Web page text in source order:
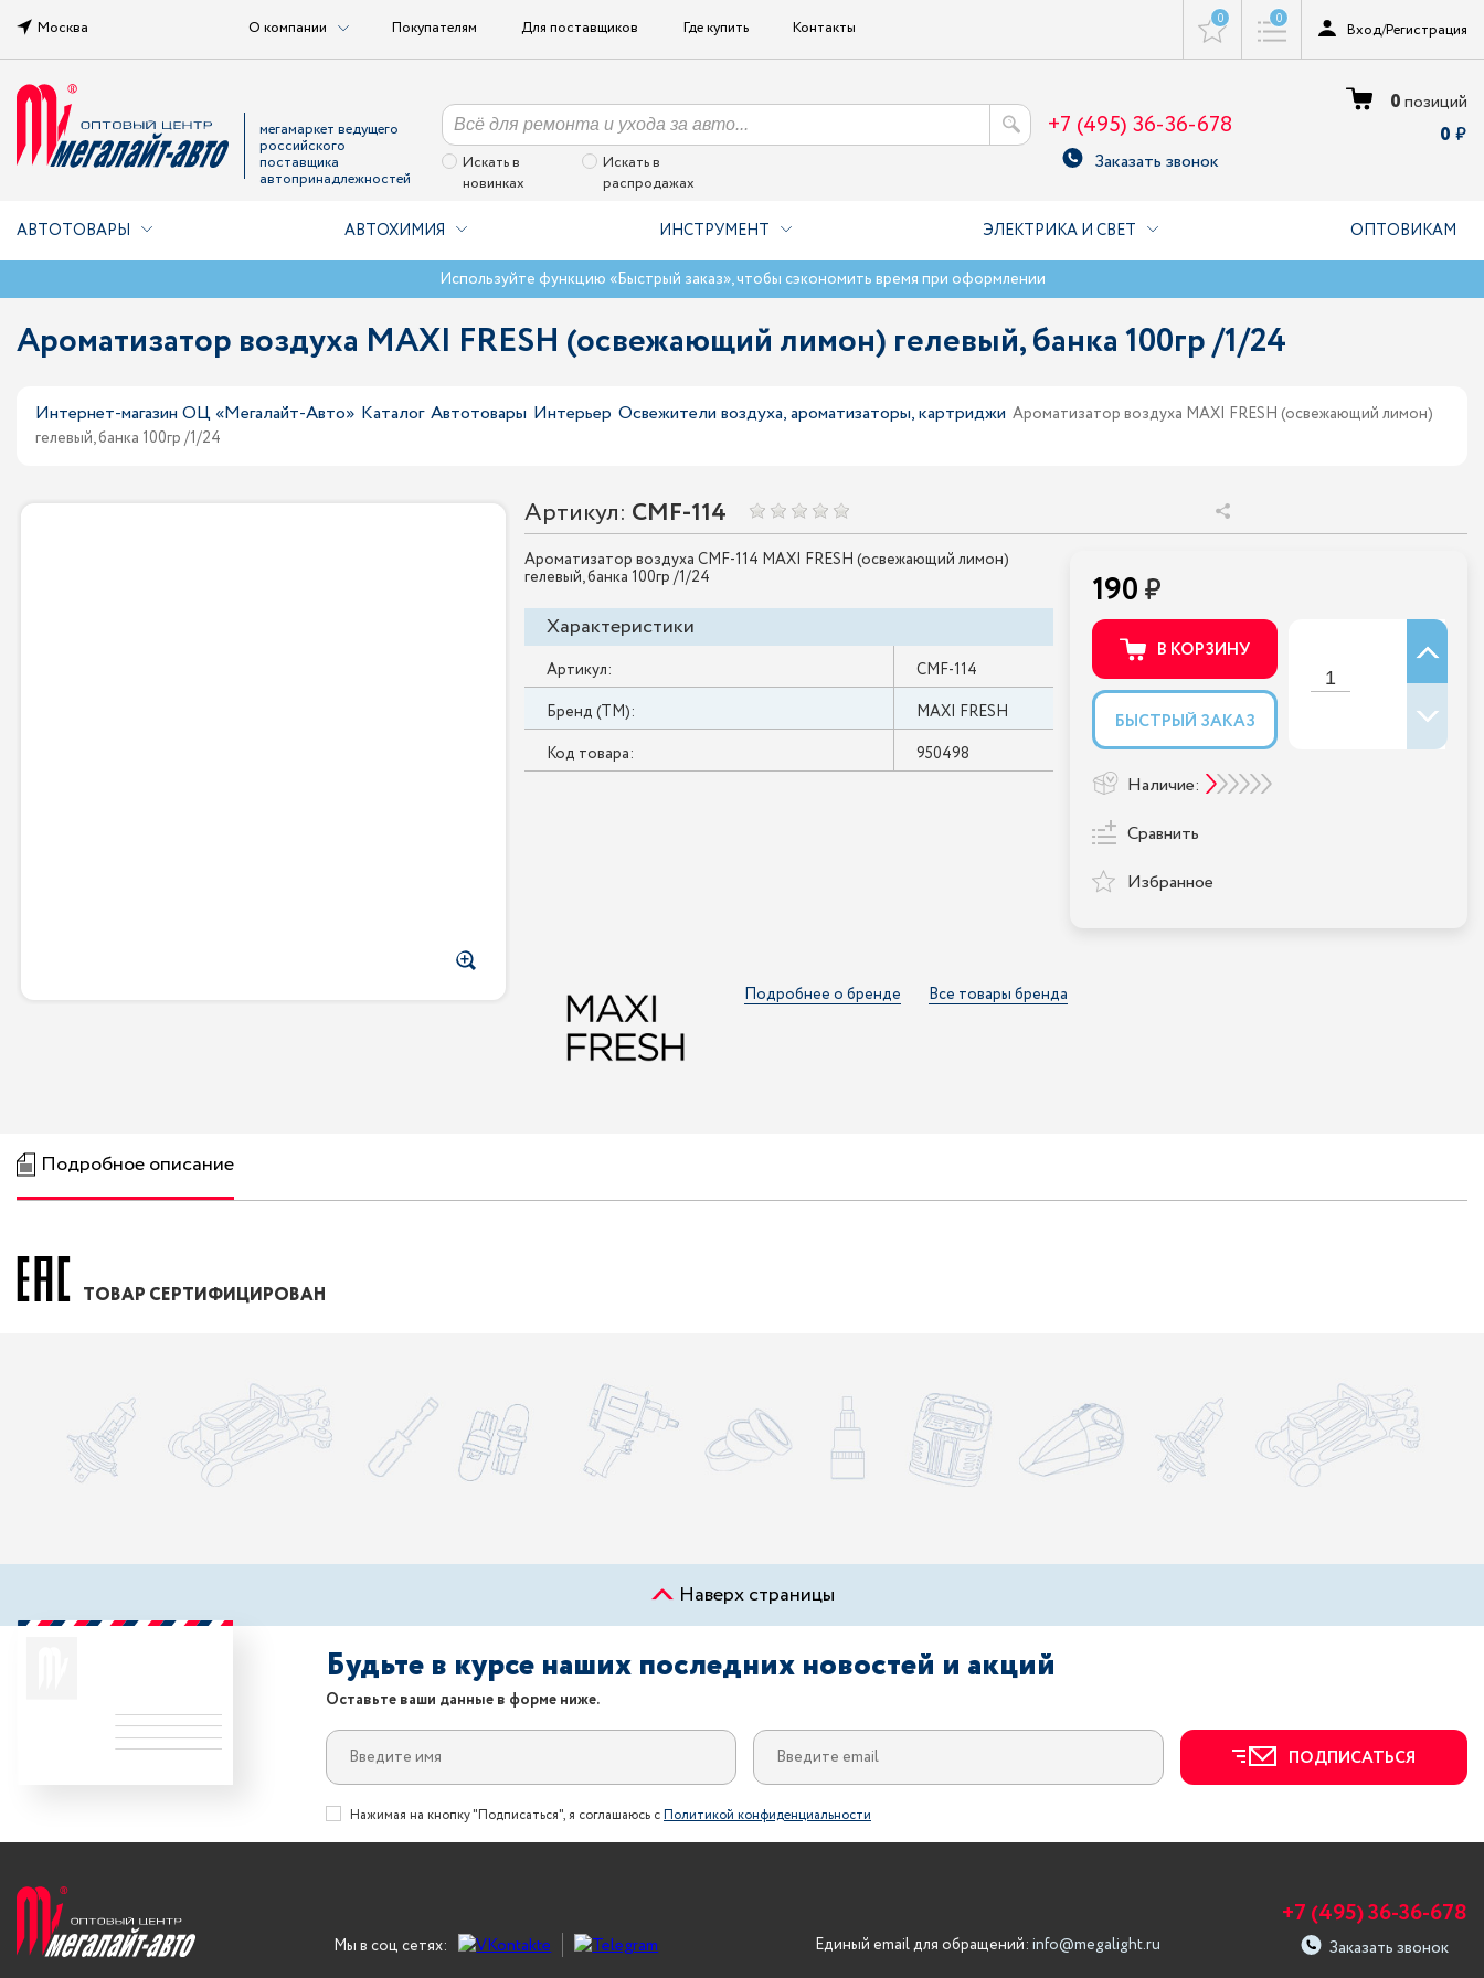
Москва О компании Покупателям Для поставщиков Где купить Контакты 0 0
Вход/Регистрация
мегамаркет ведущего
российского
поставщика
автопринадлежностей
Искать в
новинках
Искать в
распродажах
+7 (495) 36-36-678
Заказать звонок
0позиций
0
АВТОТОВАРЫ АВТОХИМИЯ ИНСТРУМЕНТ ЭЛЕКТРИКА И СВЕТ ОПТОВИКАМ
Используйте функцию «Быстрый заказ», чтобы сэкономить время при оформлении
Ароматизатор воздуха MAXI FRESH (освежающий лимон) гелевый, банка 100гр /1/24
Интернет-магазин ОЦ «Мегалайт-Авто» Каталог Автотовары Интерьер Освежители воздуха, ароматизаторы, картриджи Ароматизатор воздуха MAXI FRESH (освежающий лимон)
гелевый, банка 100гр /1/24
Артикул: CMF-114
Ароматизатор воздуха CMF-114 MAXI FRESH (освежающий лимон)
гелевый, банка 100гр /1/24
Характеристики
Артикул:
CMF-114
Бренд (ТМ):
MAXI FRESH
Код товара:
950498
190
В КОРЗИНУ
БЫСТРЫЙ ЗАКАЗ
Наличие:
Сравнить
Избранное
Подробнее о бренде Все товары бренда
Подробное описание
ТОВАР СЕРТИФИЦИРОВАН
Наверх страницы
Будьте в курсе наших последних новостей и акций
Оставьте ваши данные в форме ниже.
ПОДПИСАТЬСЯ
Нажимая на кнопку "Подписаться", я соглашаюсь сПолитикой конфиденциальности
Мы в соц сетях: Единый email для обращений: info@megalight.ru
+7 (495) 36-36-678
Заказать звонок